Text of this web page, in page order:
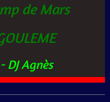
de Mars
DJ Agnès